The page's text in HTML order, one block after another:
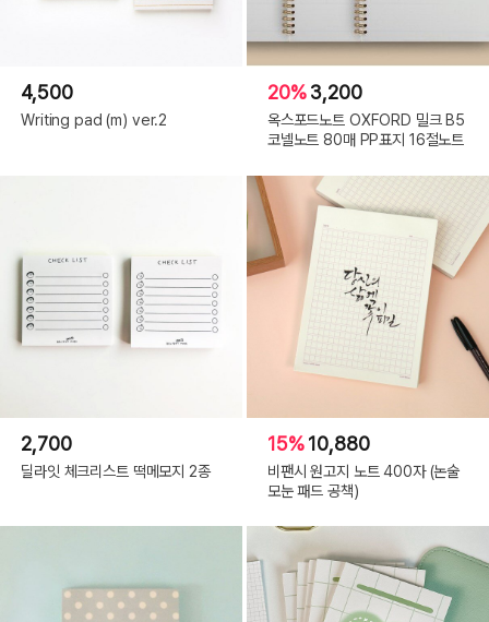
4,500
Writing pad (m) ver.2
20%3,200
옥스포드노트 OXFORD 밀크 B5
코넬노트 80매 PP표지 16절노트
2,700
딜라잇 체크리스트 떡메모지 2종
15%10,880
비팬시 원고지 노트 400자 (논술
모눈 패드 공책)